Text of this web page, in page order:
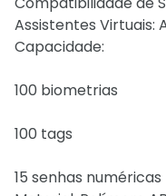
Assistentes Virtuais:
Capacidade:
100 biometrias
100 tags
15 senhas numéricas